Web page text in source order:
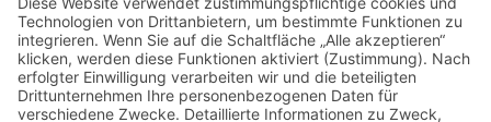
Steingasse 5
34613 Schwalmstadt
Tel.06691 8077899
info@die-linke-schwalm-eder.de